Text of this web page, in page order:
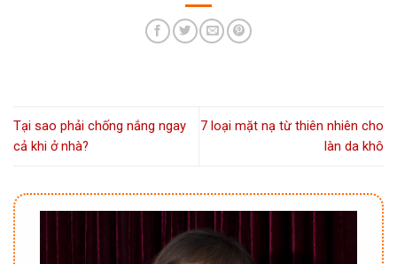
Tại sao phải chống nắng ngay
cả khi ở nhà?
7 loại mặt nạ từ thiên nhiên cho
làn da khô